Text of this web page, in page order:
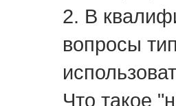
2. В
вопросы
Что такое